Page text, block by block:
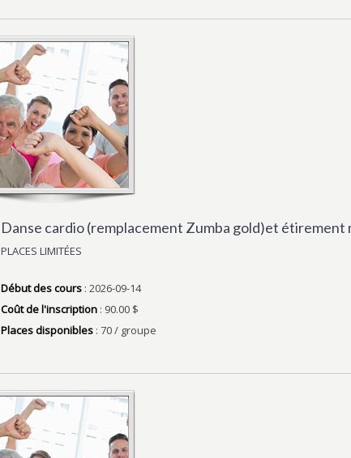
Danse cardio (remplacement Zumba gold)et étirement
PLACES LIMITÉES
Début des cours : 2026-09-14
Coût de l'inscription : 90.00 $
Places disponibles : 70 / groupe